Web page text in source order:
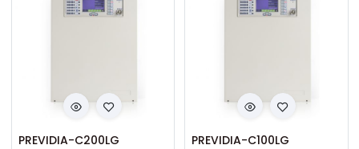
PREVIDIA-C200LG PREVIDIA-C100LG